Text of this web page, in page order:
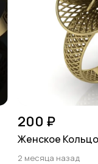
200 ₽
Женское
2 месяца назад